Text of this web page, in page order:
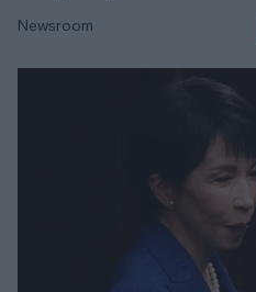
Newsroom